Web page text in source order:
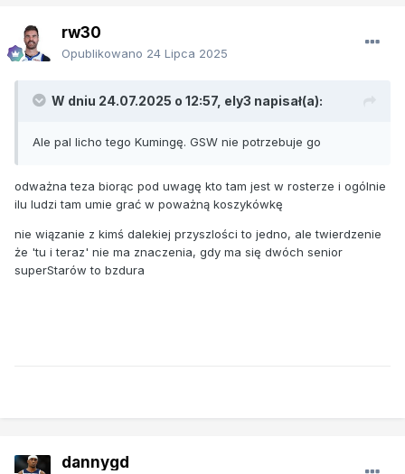
rw30
Opublikowano 24 Lipca 2025
W dniu 24.07.2025 o 12:57, ely3 napisał(a):
Ale pal licho tego Kumingę. GSW nie potrzebuje go
odważna teza biorąc pod uwagę kto tam jest w rosterze i ogólnie
ilu ludzi tam umie grać w poważną koszykówkę
nie wiązanie z kimś dalekiej przyszlości to jedno, ale twierdzenie
że 'tu i teraz' nie ma znaczenia, gdy ma się dwóch senior
superStarów to bzdura
dannygd